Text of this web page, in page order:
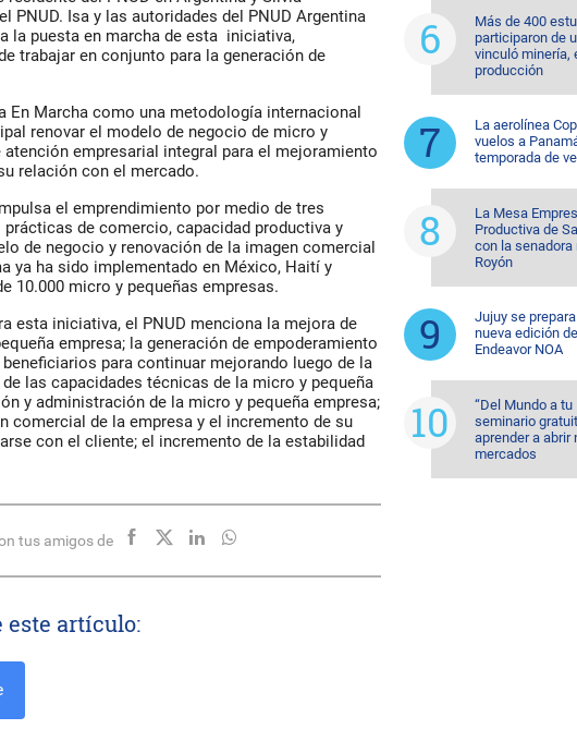
PNUD. Isa y las autoridades del PNUD Argentina
la puesta en marcha de esta iniciativa,
trabajar en conjunto para la generación de
En Marcha como una metodología internacional
renovar el modelo de negocio de micro y
empresarial integral para el mejoramiento
relación con el mercado.
el emprendimiento por medio de tres
de comercio, capacidad productiva y
de negocio y renovación de la imagen comercial
ya ha sido implementado en México, Haití y
10.000 micro y pequeñas empresas.
esta iniciativa, el PNUD menciona la mejora de
empresa; la generación de empoderamiento
para continuar mejorando luego de la
las capacidades técnicas de la micro y pequeña
y administración de la micro y pequeña empresa;
comercial de la empresa y el incremento de su
con el cliente; el incremento de la estabilidad
tus amigos de
artículo:
Más de 400
participaron de
vinculó minería,
producción
La aerolínea
vuelos a
temporada de
La Mesa
Productiva de
con la senadora
Royón
Jujuy se
nueva edición
Endeavor NOA
“Del Mundo a tu
seminario
aprender a abrir
mercados